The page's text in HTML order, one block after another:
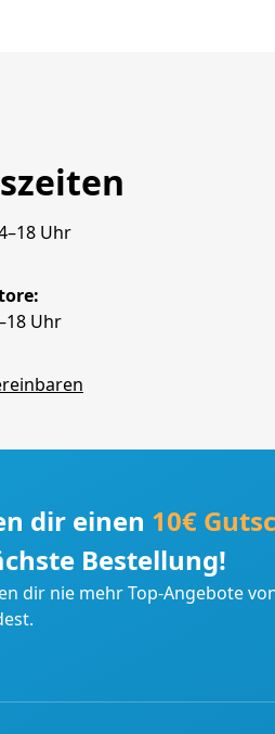
Uhr
Uhr
dir einen 10€
Bestellung!
dir nie mehr Top-Angebote